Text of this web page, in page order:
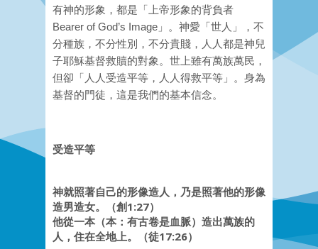
有神的形象，都是「上帝形象的背負者
Bearer of God’s Image」。神愛「世人」，不
分種族，不分性別，不分貴賤，人人都是神兒
子耶穌基督救贖的對象。世上雖有萬族萬民，
但卻「人人受造平等，人人得救平等­」。身為
基督的門徒，這是我們的基本信念。
受造平等
神就照著自己的形像造人，乃是照著他的形像
造男造女。（創1:27）
他從一本（本：有古卷是血脈）造出萬族的
人，住在全地上。（徒17:26）